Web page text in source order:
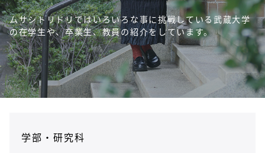
ムサシトリドリではいろいろな事に挑戦している武蔵大学
の在学生や、卒業生、教員の紹介をしています。
学部・研究科